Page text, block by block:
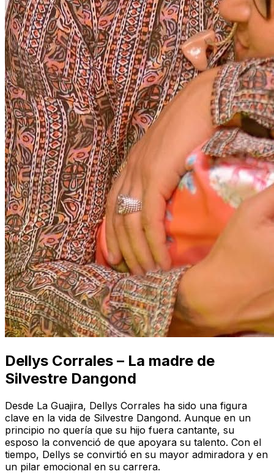
Dellys Corrales – La madre de
Silvestre Dangond
Desde La Guajira, Dellys Corrales ha sido una figura
clave en la vida de Silvestre Dangond. Aunque en un
principio no quería que su hijo fuera cantante, su
esposo la convenció de que apoyara su talento. Con el
tiempo, Dellys se convirtió en su mayor admiradora y en
un pilar emocional en su carrera.